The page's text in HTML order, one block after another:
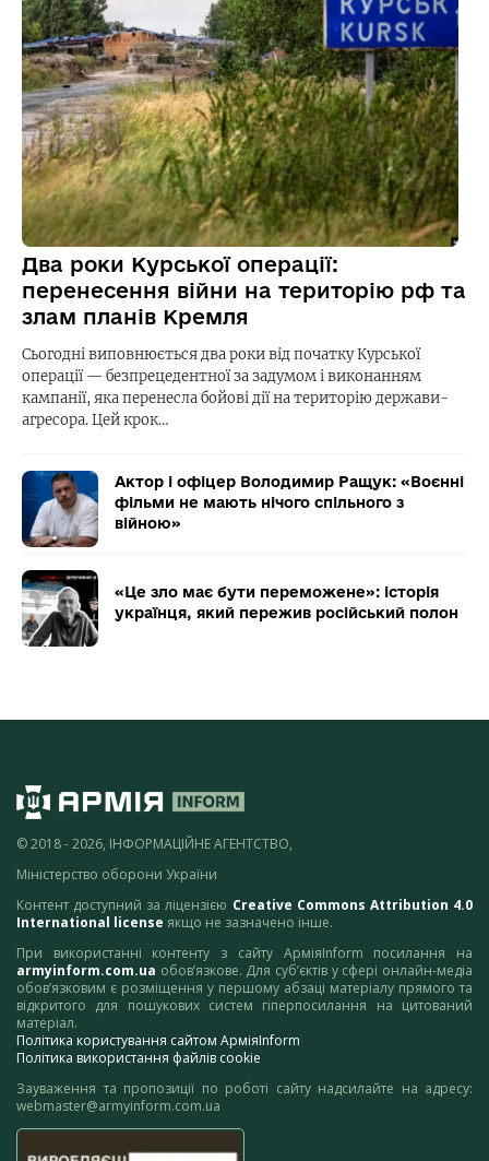
Два роки Курської операції:
перенесення війни на територію рф та
злам планів Кремля
Сьогодні виповнюється два роки від початку Курської
операції — безпрецедентної за задумом і виконанням
кампанії, яка перенесла бойові дії на територію держави-
агресора. Цей крок…
Актор і офіцер Володимир Ращук: «Воєнні
фільми не мають нічого спільного з
війною»
«Це зло має бути переможене»: історія
українця, який пережив російський полон
© 2018 - 2026, ІНФОРМАЦІЙНЕ АГЕНТСТВО,
Міністерство оборони України
Контент доступний за ліцензією Creative Commons Attribution 4.0
International license якщо не зазначено інше.
При використанні контенту з сайту АрміяInform посилання на
armyinform.com.ua обов’язкове. Для суб’єктів у сфері онлайн-медіа
обов’язковим є розміщення у першому абзаці матеріалу прямого та
відкритого для пошукових систем гіперпосилання на цитований
матеріал.
Політика користування сайтом АрміяInform
Політика використання файлів cookie
Зауваження та пропозиції по роботі сайту надсилайте на адресу:
webmaster@armyinform.com.ua